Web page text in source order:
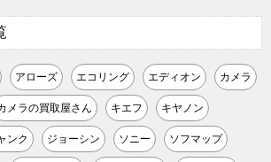
アローズ エコリング エディオン カメラ
メラの買取屋さん キエフ キヤノン
ンク ジョーシン ソニー ソフマップ